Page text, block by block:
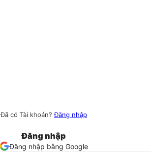
Đã có Tài khoản?Đăng nhập
Đăng nhập
Đăng nhập bằng Google